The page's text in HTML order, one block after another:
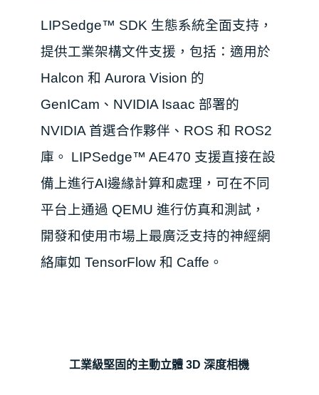
LIPSedge™ SDK 生態系統全面支持，
提供工業架構文件支援 ，包括：適用於
Halcon 和 Aurora Vision 的
GenICam、NVIDIA Isaac 部署的
NVIDIA 首選合作夥伴、ROS 和 ROS2
庫。 LIPSedge™ AE470 支援直接在設
備上進行AI邊緣計算和處理，可在不同
平台上通過 QEMU 進行仿真和測試，
開發和使用市場上最廣泛支持的神經網
絡庫如 TensorFlow 和 Caffe。
工業級堅固的主動立體 3D 深度相機